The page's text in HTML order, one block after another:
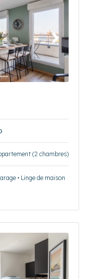
Suivant
(2 chambres)
• Linge de maison